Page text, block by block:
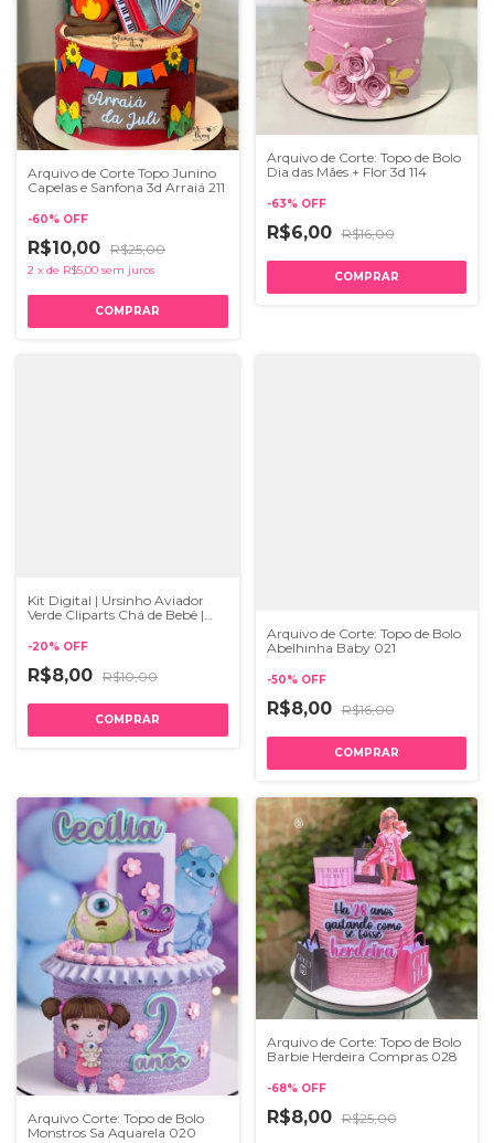
Arquivo de Corte Topo Junino
Capelas e Sanfona 3d Arraiá 211
-60% OFF
R$10,00 R$25,00
2 x de R$5,00 sem juros
Arquivo de Corte: Topo de Bolo
Dia das Mães + Flor 3d 114
-63% OFF
R$6,00 R$16,00
Kit Digital | Ursinho Aviador
Verde Cliparts Chá de Bebê |
-20% OFF
R$8,00 R$10,00
Arquivo de Corte: Topo de Bolo
Abelhinha Baby 021
-50% OFF
R$8,00 R$16,00
Arquivo Corte: Topo de Bolo
Monstros Sa Aquarela 020
Arquivo de Corte: Topo de Bolo
Barbie Herdeira Compras 028
-68% OFF
R$8,00 R$25,00